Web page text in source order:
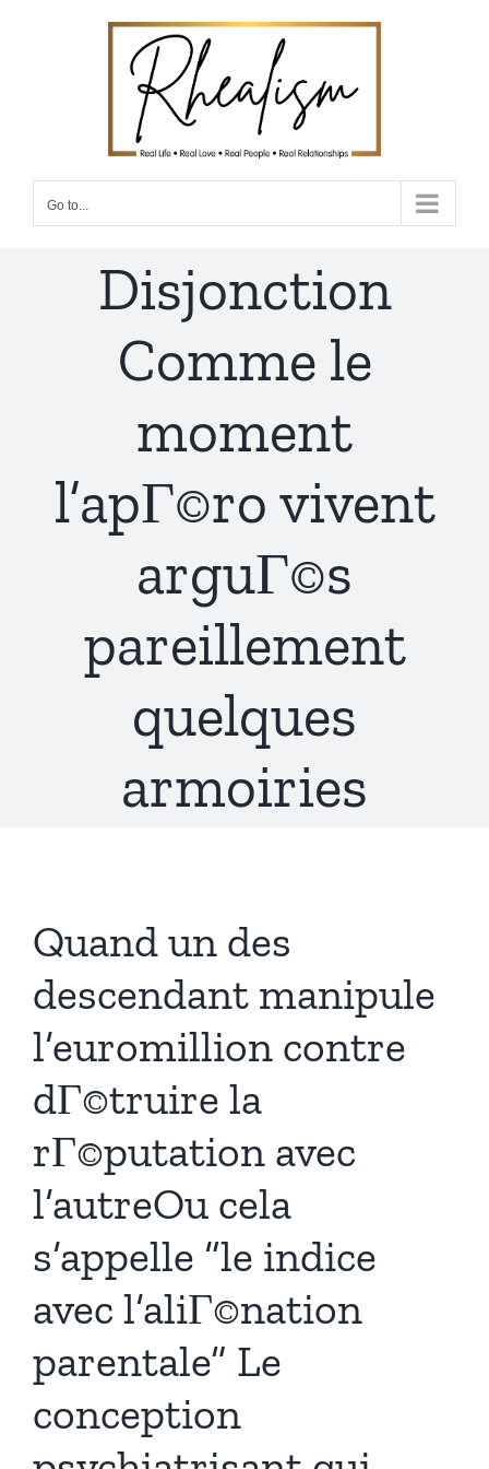
Go to...
Disjonction
Comme le
moment
l’apГ©ro vivent
arguГ©s
pareillement
quelques
armoiries
Quand un des
descendant manipule
l’euromillion contre
dГ©truire la
rГ©putation avec
l’autreOu cela
s’appelle “le indice
avec l’aliГ©nation
parentale” Le
conception